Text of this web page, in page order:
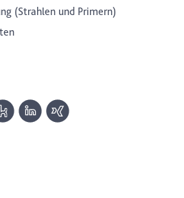
(Strahlen und Primern)